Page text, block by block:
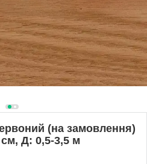
(на замовлення)
Д: 0,5-3,5 м